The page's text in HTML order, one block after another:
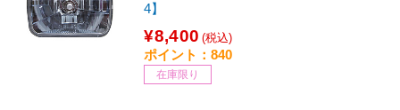
4】
¥8,400 (税込)
ポイント：840
在庫限り